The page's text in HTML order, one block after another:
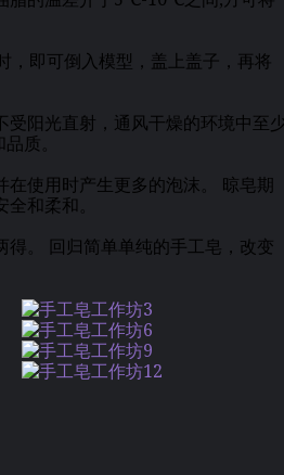
，即可倒入模型，盖上盖子，再将
阳光直射，通风干燥的环境中至
质。
使用时产生更多的泡沫。 晾皂期
和柔和。
。 回归简单单纯的手工皂，改变